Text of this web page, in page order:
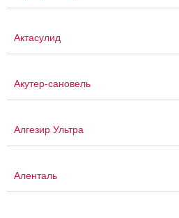
Актасулид
Акутер-сановель
Алгезир Ультра
Аленталь